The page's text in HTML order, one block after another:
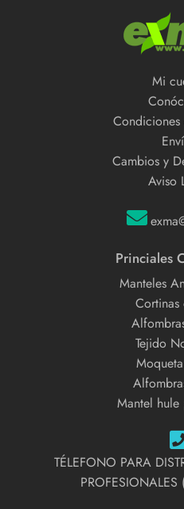
Mi
Cambios y
Aviso
Princiales
Manteles
Cortinas
Tejido
Mantel hule
TÉLEFONO PARA